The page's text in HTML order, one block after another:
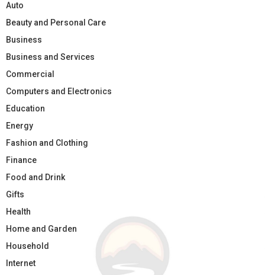
Auto
Beauty and Personal Care
Business
Business and Services
Commercial
Computers and Electronics
Education
Energy
Fashion and Clothing
Finance
Food and Drink
Gifts
Health
Home and Garden
Household
Internet